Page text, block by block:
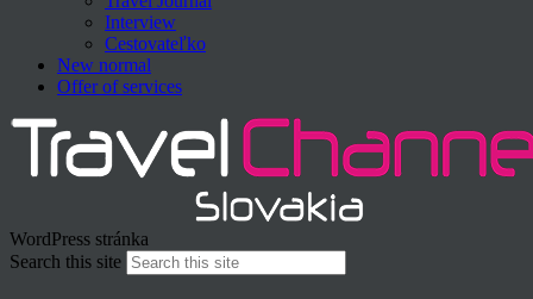
Interview
Cestovateľko
New normal
Offer of services
WordPress stránka
Search this site